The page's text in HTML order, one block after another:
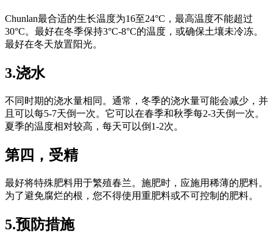
Chunlan最合适的生长温度为16至24°C，最高温度不能超过
30°C。最好在冬季保持3°C-8°C的温度，或确保土壤未冷冻。
最好在冬天放置阳光。
3.浇水
不同时期的浇水量相同。通常，冬季的浇水量可能会减少，并
且可以每5-7天倒一次。它可以在春季和秋季每2-3天倒一次。
夏季的温度相对较高，每天可以倒1-2次。
第四，受精
最好将特殊肥料用于繁殖春兰。施肥时，应施用稀薄的肥料。
为了避免腐烂的根，您不得使用重肥料或不可控制的肥料。
5.预防措施